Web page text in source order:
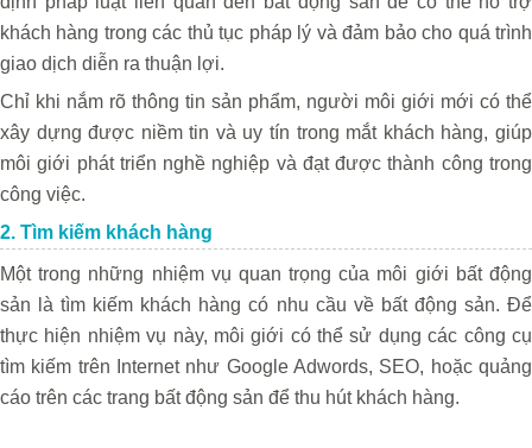
khách hàng trong các thủ tục pháp lý và đảm bảo cho quá trình
giao dịch diễn ra thuận lợi.
Chỉ khi nắm rõ thông tin sản phẩm, người môi giới mới có thể
xây dựng được niềm tin và uy tín trong mắt khách hàng, giúp
môi giới phát triển nghề nghiệp và đạt được thành công trong
công việc.
2. Tìm kiếm khách hàng
Một trong những nhiệm vụ quan trọng của môi giới bất động
sản là tìm kiếm khách hàng có nhu cầu về bất động sản. Để
thực hiện nhiệm vụ này, môi giới có thể sử dụng các công cụ
tìm kiếm trên Internet như Google Adwords, SEO, hoặc quảng
cáo trên các trang bất động sản để thu hút khách hàng.